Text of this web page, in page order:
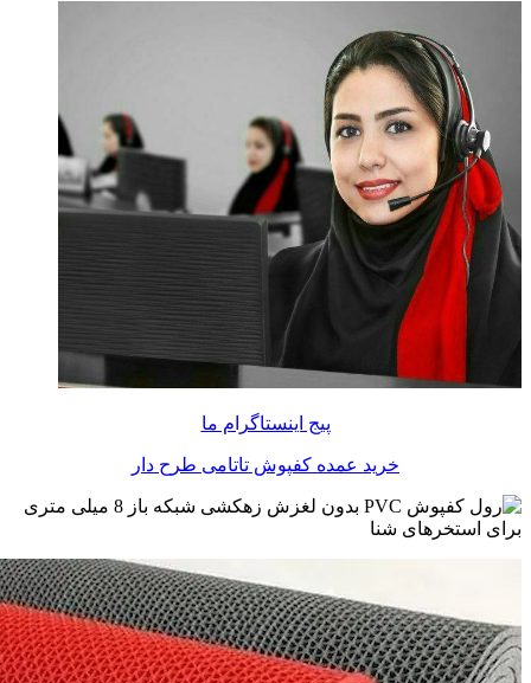
پیج اینستاگرام ما
خرید عمده کفپوش تاتامی طرح دار